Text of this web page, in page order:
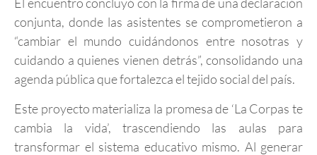
El encuentro concluyó con la firma de una declaración
conjunta, donde las asistentes se comprometieron a
“cambiar el mundo cuidándonos entre nosotras y
cuidando a quienes vienen detrás”, consolidando una
agenda pública que fortalezca el tejido social del país.
Este proyecto materializa la promesa de ‘La Corpas te
cambia la vida’, trascendiendo las aulas para
transformar el sistema educativo mismo. Al generar